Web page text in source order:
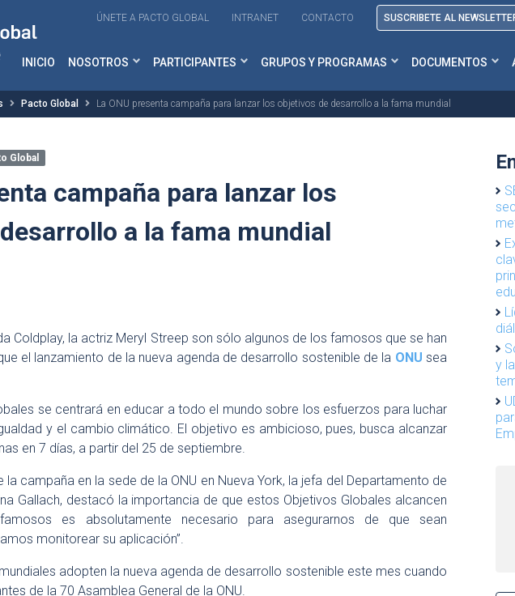
ÚNETE A PACTO GLOBAL INTRANET CONTACTO SUSCRIBETE AL
INICIO NOSOTROS PARTICIPANTES GRUPOS Y PROGRAMAS DOCUMENTOS
Pacto Global La ONU presenta campaña para lanzar los objetivos de desarrollo a la fama mundial
Global
campaña para lanzar los
a la fama mundial
Coldplay, la actriz Meryl Streep son sólo algunos de los famosos que se han
el lanzamiento de la nueva agenda de desarrollo sostenible de la ONU sea
se centrará en educar a todo el mundo sobre los esfuerzos para luchar
y el cambio climático. El objetivo es ambicioso, pues, busca alcanzar
en 7 días, a partir del 25 de septiembre.
la campaña en la sede de la ONU en Nueva York, la jefa del Departamento de
Gallach, destacó la importancia de que estos Objetivos Globales alcancen
es absolutamente necesario para asegurarnos de que sean
monitorear su aplicación”.
adopten la nueva agenda de desarrollo sostenible este mes cuando
de la 70 Asamblea General de la ONU.
y